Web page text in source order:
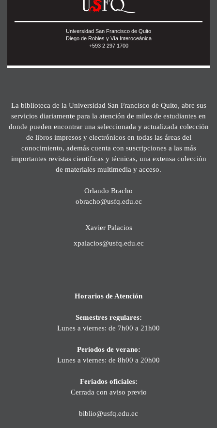
Universidad San Francisco de Quito
Diego de Robles y Vía Interoceánica
+593 2 297 1700
La biblioteca de la Universidad San Francisco de Quito, abre sus
servicios diariamente para la atención de miles de estudiantes en
donde pueden encontrar una seleccionada y actualizada colección
de libros impresos y electrónicos en todas las áreas del
conocimiento, además cuenta con suscripciones a las más
importantes revistas científicas y técnicas, una extensa colección
de materiales multimedia y acceso.
Orlando Bracho
obracho@usfq.edu.ec
Xavier Palacios
xpalacios@usfq.edu.ec
Horarios de Atención
Semestres regulares:
Lunes a viernes: de 7h00 a 21h00
Períodos de verano:
Lunes a viernes: de 8h00 a 20h00
Feriados oficiales:
Cerrada con aviso previo
biblio@usfq.edu.ec